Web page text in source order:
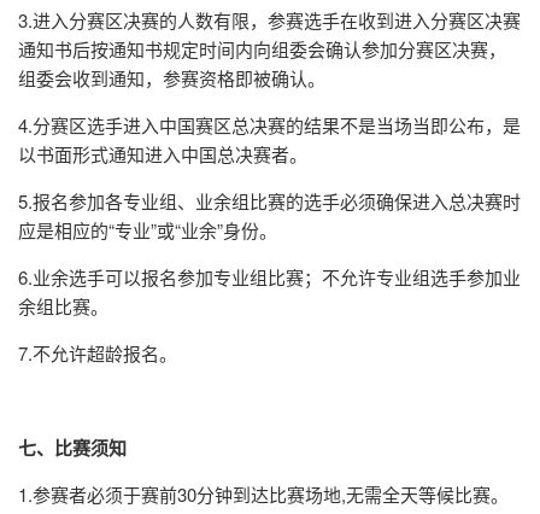
3.进入分赛区决赛的人数有限，参赛选手在收到进入分赛区决赛
通知书后按通知书规定时间内向组委会确认参加分赛区决赛，
组委会收到通知，参赛资格即被确认。
4.分赛区选手进入中国赛区总决赛的结果不是当场当即公布，是
以书面形式通知进入中国总决赛者。
5.报名参加各专业组、业余组比赛的选手必须确保进入总决赛时
应是相应的“专业”或“业余”身份。
6.业余选手可以报名参加专业组比赛；不允许专业组选手参加业
余组比赛。
7.不允许超龄报名。
七、比赛须知
1.参赛者必须于赛前30分钟到达比赛场地,无需全天等候比赛。